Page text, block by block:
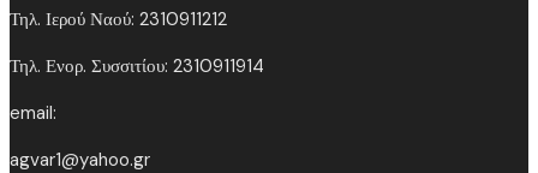
Τηλ. Ιερού Ναού: 2310911212
Τηλ. Ενορ. Συσσιτίου: 2310911914
email:
agvar1@yahoo.gr